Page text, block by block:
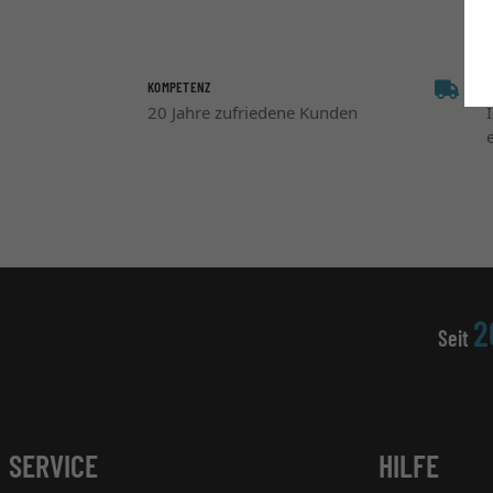
KOMPETENZ
20 Jahre zufriedene Kunden
Seit
SERVICE HILFE